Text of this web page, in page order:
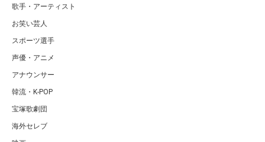
歌手・アーティスト
お笑い芸人
スポーツ選手
声優・アニメ
アナウンサー
韓流・K-POP
宝塚歌劇団
海外セレブ